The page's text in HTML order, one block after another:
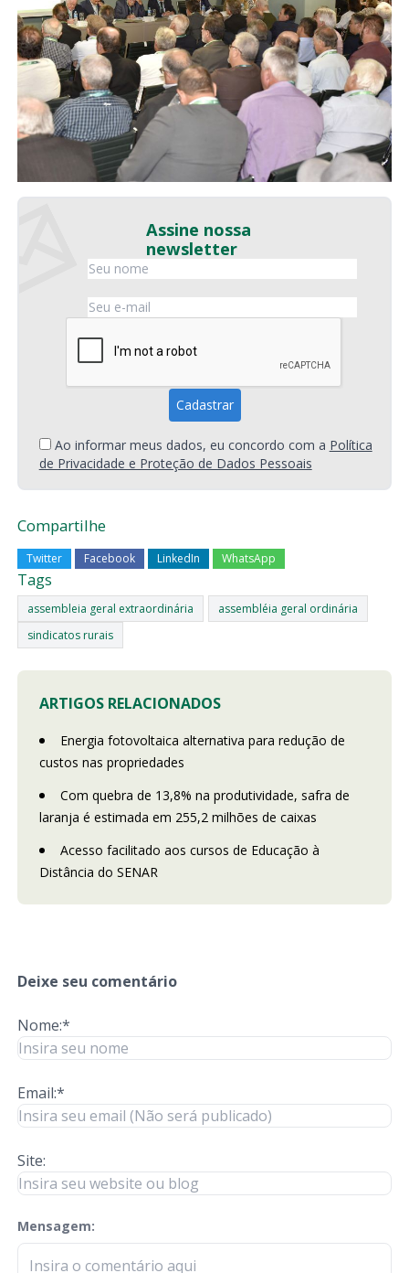
Assine nossa
newsletter
Ao informar meus dados, eu concordo com a Política
de Privacidade e Proteção de Dados Pessoais
Compartilhe
Twitter Facebook LinkedIn WhatsApp
Tags
assembleia geral extraordinária
assembléia geral ordinária
sindicatos rurais
ARTIGOS RELACIONADOS
Energia fotovoltaica alternativa para redução de
custos nas propriedades
Com quebra de 13,8% na produtividade, safra de
laranja é estimada em 255,2 milhões de caixas
Acesso facilitado aos cursos de Educação à
Distância do SENAR
Deixe seu comentário
Nome:*
Email:*
Site:
Mensagem:
check-terms